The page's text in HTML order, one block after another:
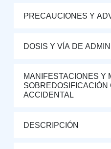
PRECAUCIONES Y
DOSIS Y VÍA DE
MANIFESTACIONES Y
SOBREDOSIFICACIÓN
ACCIDENTAL
DESCRIPCIÓN